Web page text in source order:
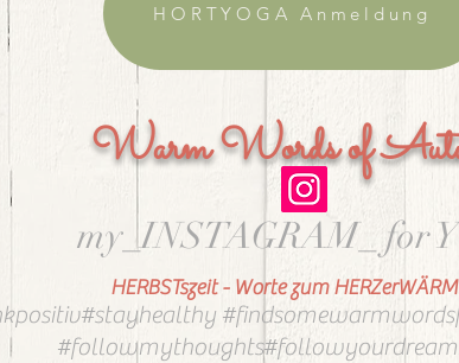
HORTYOGA Anmeldung
Warm Words of
my_INSTAGRAM_ for
HERBSTszeit - Worte zum